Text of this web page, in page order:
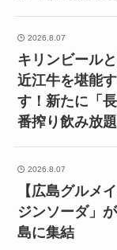
2026.8.07
キリンビール
近江牛を堪能
す！新たに「
番搾り飲み放
2026.8.07
【広島グルメ
ジンソーダ」
島に集結